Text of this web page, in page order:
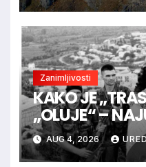
Zanimljivosti
KAKO JE
„OLUJE“ –
VOJNE
HRVATSKOJ
AUG 4, 2026